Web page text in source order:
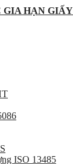
HẠN
ISO 13485